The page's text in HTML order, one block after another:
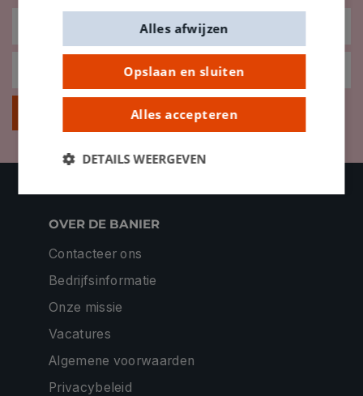
OVER DE BANIER
Contacteer ons
Bedrijfsinformatie
Onze missie
Vacatures
Algemene voorwaarden
Privacybeleid
Opslaan en sluiten
Alles accepteren
Alles afwijzen
DETAILS WEERGEVEN